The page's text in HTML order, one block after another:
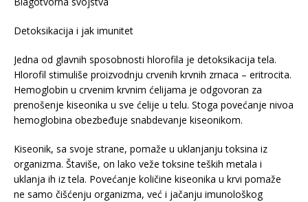
Detoksikacija i jak imunitet
Jedna od glavnih sposobnosti hlorofila je detoksikacija tela.
Hlorofil stimuliše proizvodnju crvenih krvnih zrnaca – eritrocita.
Hemoglobin u crvenim krvnim ćelijama je odgovoran za
prenošenje kiseonika u sve ćelije u telu. Stoga povećanje nivoa
hemoglobina obezbeđuje snabdevanje kiseonikom.
Kiseonik, sa svoje strane, pomaže u uklanjanju toksina iz
organizma. Štaviše, on lako veže toksine teških metala i
uklanja ih iz tela. Povećanje količine kiseonika u krvi pomaže
ne samo čišćenju organizma, već i jačanju imunološkog